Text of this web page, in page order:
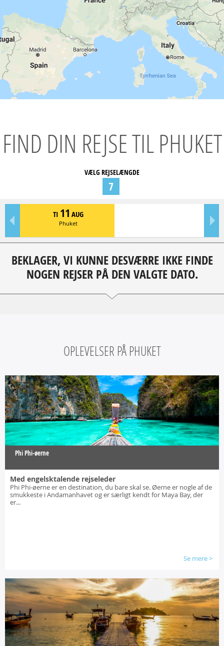
FIND DIN REJSE TIL PHUKET
VÆLG REJSELÆNGDE
7
TI 11 AUG
Phuket
BEKLAGER, VI KUNNE DESVÆRRE IKKE FINDE
NOGEN REJSER PÅ DEN VALGTE DATO.
OPLEVELSER PÅ PHUKET
Phi Phi-øerne
Med engelsktalende rejseleder
Phi Phi-øerne er en destination, du bare skal se. Øerne er nogle af de
smukkeste i Andamanhavet og er særligt kendt for Maya Bay, der
er...
Se mere>